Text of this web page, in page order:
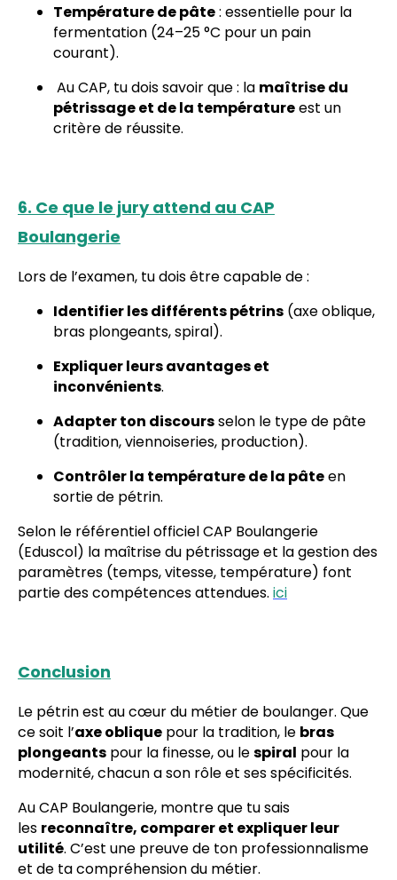
Température de pâte: essentielle pour la
fermentation (24–25 °C pour un pain
courant).
Au CAP, tu dois savoir que : la maîtrise du
pétrissage et de la températureest un
critère de réussite.
6. Ce que le jury attend au CAP
Boulangerie
Lors de l’examen, tu dois être capable de :
Identifier les différents pétrins (axe oblique,
bras plongeants, spiral).
Expliquer leurs avantages et
inconvénients.
Adapter ton discoursselon le type de pâte
(tradition, viennoiseries, production).
Contrôler la température de la pâteen
sortie de pétrin.
Selon le référentiel officiel CAP Boulangerie
(Eduscol) la maîtrise du pétrissage et la gestion des
paramètres (temps, vitesse, température) font
partie des compétences attendues. ici
Conclusion
Le pétrin est au cœur du métier de boulanger. Que
ce soit l’axe oblique pour la tradition, le bras
plongeants pour la finesse, ou lespiral pour la
modernité, chacun a son rôle et ses spécificités.
Au CAP Boulangerie, montre que tu sais
les reconnaître, comparer et expliquer leur
utilité. C’est une preuve de ton professionnalisme
et de ta compréhension du métier.